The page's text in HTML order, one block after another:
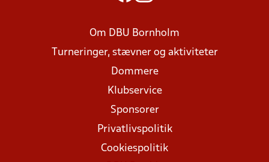
Om DBU Bornholm
Turneringer, stævner og aktiviteter
Dommere
Klubservice
Sponsorer
Privatlivspolitik
Cookiespolitik